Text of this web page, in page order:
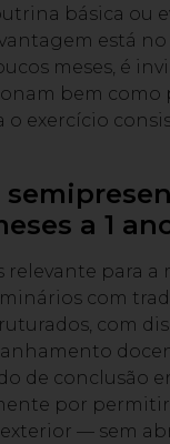
básica ou
vantagem está
meses, é
bem
o exercício
a 1
relevante para
com
com
de conclusão
por
— sem